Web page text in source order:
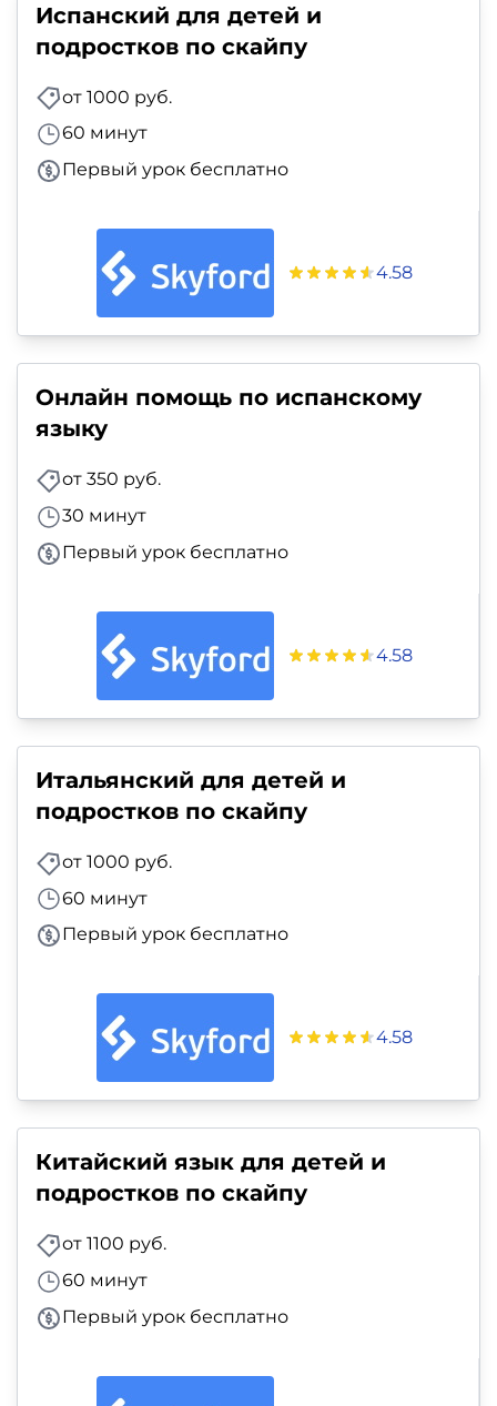
Испанский для детей и
подростков по скайпу
от 1000 руб.
60 минут
Первый урок бесплатно
4.58
Онлайн помощь по испанскому
языку
от 350 руб.
30 минут
Первый урок бесплатно
4.58
Итальянский для детей и
подростков по скайпу
от 1000 руб.
60 минут
Первый урок бесплатно
4.58
Китайский язык для детей и
подростков по скайпу
от 1100 руб.
60 минут
Первый урок бесплатно